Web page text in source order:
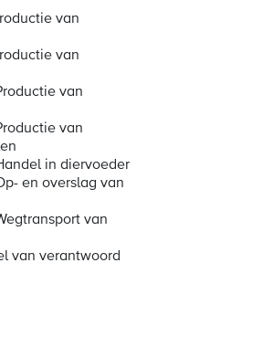
van
van
van
van
in diervoeder
en overslag van
van
van verantwoord